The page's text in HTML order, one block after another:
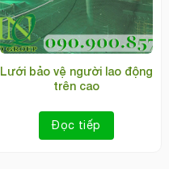
Lưới bảo vệ người lao động
trên cao
Đọc tiếp